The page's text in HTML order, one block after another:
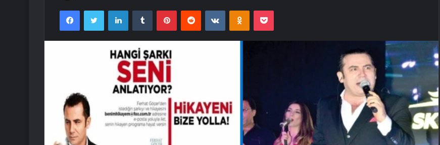
FacebookTwitter LinkedInTumblr PinterestReddit VKontakteOdnoklassniki
Pocket